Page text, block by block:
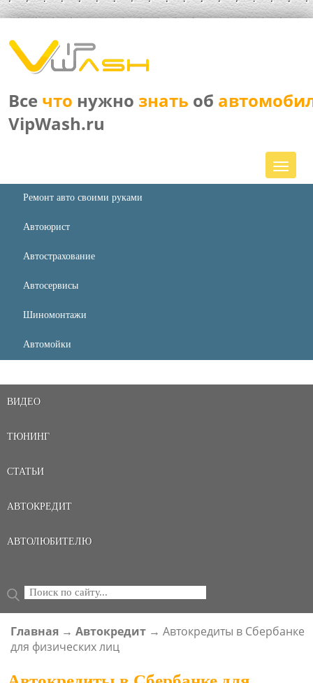
Все что нужно знать об
VipWash.ru
Ремонт авто своими руками
Автоюрист
Автострахование
Автосервисы
Шиномонтажи
Автомойки
ВИДЕО
ТЮНИНГ
СТАТЬИ
АВТОКРЕДИТ
АВТОЛЮБИТЕЛЮ
ФОРМА ПОИСКА
Поиск
ВЫ ЗДЕСЬ
Главная → Автокредит → Автокредиты в Сбербанке
для физических лиц